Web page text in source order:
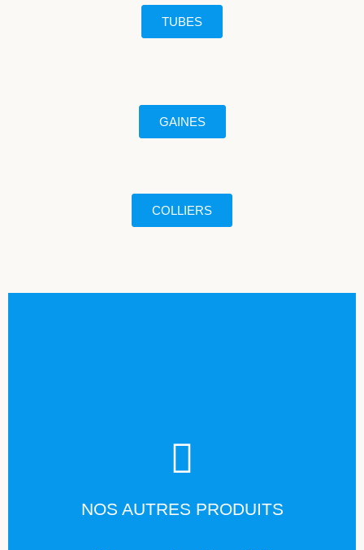
TUBES
GAINES
COLLIERS
NOS AUTRES PRODUITS
TÉLÉCHARGER